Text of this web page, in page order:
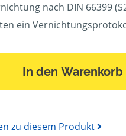
nach DIN 66399
ein
In den Warenkorb
zu diesem Produkt